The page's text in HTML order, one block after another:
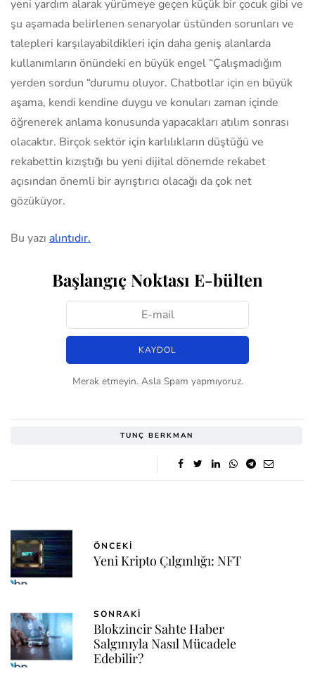
yeni yardım alarak yürümeye geçen küçük bir çocuk gibi ve
şu aşamada belirlenen senaryolar üstünden sorunları ve
talepleri karşılayabildikleri için daha geniş alanlarda
kullanımların önündeki en büyük engel “Çalışmadığım
yerden sordun “durumu oluyor. Chatbotlar için en büyük
aşama, kendi kendine duygu ve konuları zaman içinde
öğrenerek anlama konusunda yapacakları atılım sonrası
olacaktır. Birçok sektör için karlılıkların düştüğü ve
rekabettin kızıştığı bu yeni dijital dönemde rekabet
açısından önemli bir ayrıştırıcı olacağı da çok net
gözüküyor.
Bu yazı alıntıdır.
Başlangıç Noktası E-bülten
Merak etmeyin. Asla Spam yapmıyoruz.
TUNÇ BERKMAN
ÖNCEKI
Yeni Kripto Çılgınlığı: NFT
SONRAKI
Blokzincir Sahte Haber
Salgınıyla Nasıl Mücadele
Edebilir?